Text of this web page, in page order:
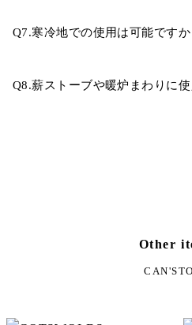
Q7.寒冷地での使用は可能ですか
Q8.薪ストーブや暖炉まわりに使
Other